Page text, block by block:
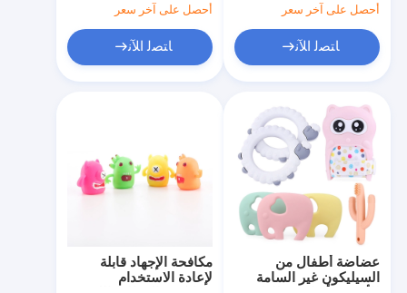
أحصل على آخر سعر
ﺎﺘﺼﻟ ﺍﻶﻧ
أحصل على آخر سعر
ﺎﺘﺼﻟ ﺍﻶﻧ
مكافحة الإجهاد قابلة
لإعادة الاستخدام
عضاضة أطفال من
السيليكون غير السامة